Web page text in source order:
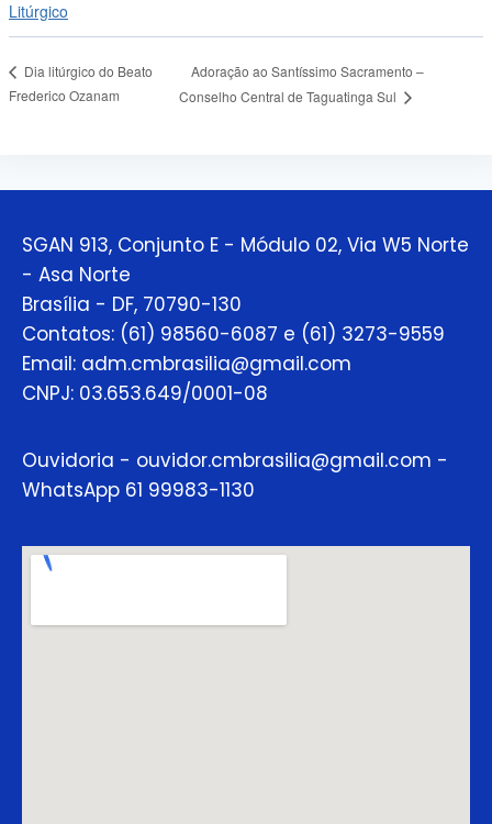
Litúrgico
Dia litúrgico do Beato
Frederico Ozanam
Adoração ao Santíssimo Sacramento –
Conselho Central de Taguatinga Sul
SGAN 913, Conjunto E - Módulo 02, Via W5 Norte
- Asa Norte
Brasília - DF, 70790-130
Contatos: (61) 98560-6087 e (61) 3273-9559
Email: adm.cmbrasilia@gmail.com
CNPJ: 03.653.649/0001-08
Ouvidoria - ouvidor.cmbrasilia@gmail.com -
WhatsApp 61 99983-1130